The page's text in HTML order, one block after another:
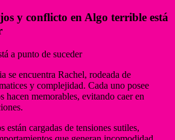
y conflicto en Algo terrible está
se encuentra Rachel, rodeada de
y complejidad. Cada uno posee
hacen memorables, evitando caer en
están cargadas de tensiones sutiles,